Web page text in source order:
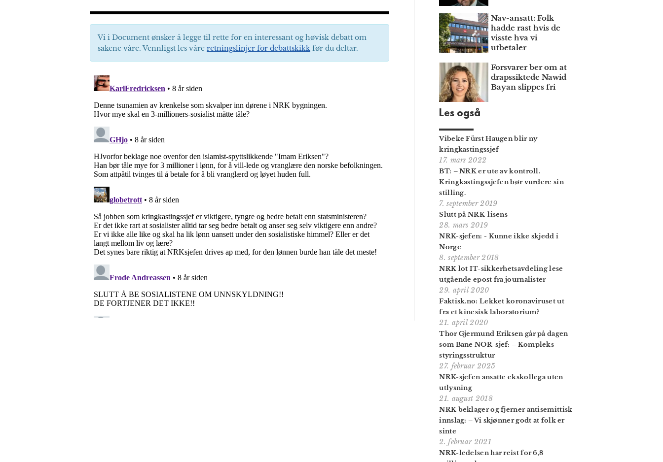
Vi i Document ønsker å legge til rette for en interessant og høvisk debatt om
sakene våre. Vennligst les våre retningslinjer for debattskikk før du deltar.
Nav-ansatt: Folk
hadde rast hvis de
visste hva vi
utbetaler
Forsvarer ber om at
draps­siktede Nawid
Bayan slippes fri
Les også
Vibeke Fürst Haugen blir ny
kringkastingssjef
17. mars 2022
BT: – NRK er ute av kontroll.
Kringkastings­sjefen bør vurdere sin
stilling.
7. september 2019
Slutt på NRK-lisens
28. mars 2019
NRK-sjefen: - Kunne ikke skjedd i
Norge
8. september 2018
NRK lot IT-sikkerhets­avdeling lese
utgående epost fra journalister
29. april 2020
Faktisk.no: Lekket koronaviruset ut
fra et kinesisk laboratorium?
21. april 2020
Thor Gjermund Eriksen går på dagen
som Bane NOR-sjef: – Kompleks
styringsstruktur
27. februar 2025
NRK-sjefen ansatte ekskollega uten
utlysning
21. august 2018
NRK beklager og fjerner antisemittisk
innslag: – Vi skjønner godt at folk er
sinte
2. februar 2021
NRK-ledelsen har reist for 6,8